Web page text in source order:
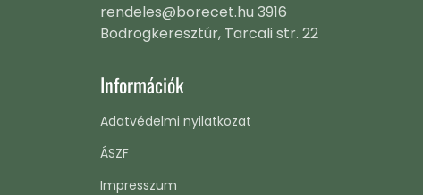
rendeles@borecet.hu 3916
Bodrogkeresztúr, Tarcali str. 22
Információk
Adatvédelmi nyilatkozat
ÁSZF
Impresszum